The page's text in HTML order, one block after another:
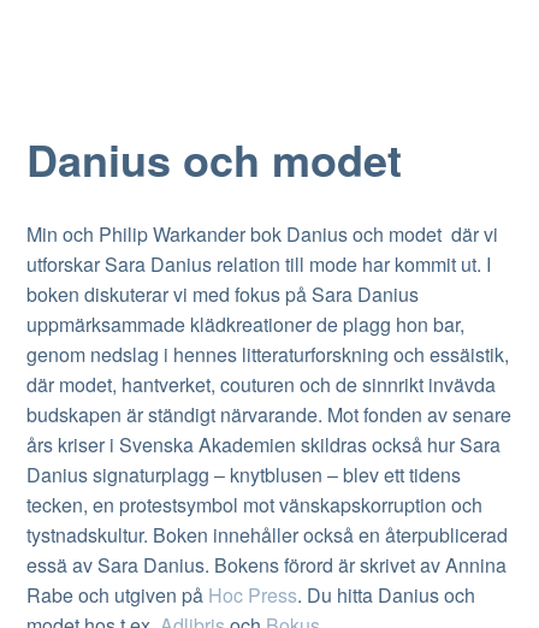
Danius och modet
Min och Philip Warkander bok Danius och modet där vi
utforskar Sara Danius relation till mode har kommit ut. I
boken diskuterar vi med fokus på Sara Danius
uppmärksammade klädkreationer de plagg hon bar,
genom nedslag i hennes litteraturforskning och essäistik,
där modet, hantverket, couturen och de sinnrikt invävda
budskapen är ständigt närvarande. Mot fonden av senare
års kriser i Svenska Akademien skildras också hur Sara
Danius signaturplagg – knytblusen – blev ett tidens
tecken, en protestsymbol mot vänskapskorruption och
tystnadskultur. Boken innehåller också en återpublicerad
essä av Sara Danius. Bokens förord är skrivet av Annina
Rabe och utgiven på Hoc Press. Du hitta Danius och